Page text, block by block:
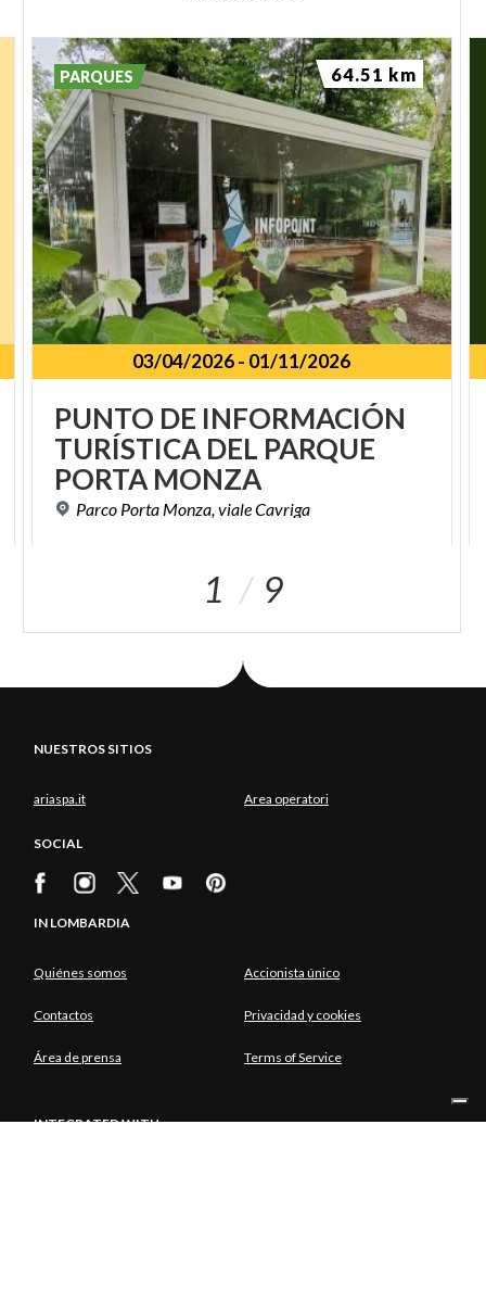
03/04/2026- 01/11/2026
PUNTO DE INFORMACIÓN
TURÍSTICA DEL PARQUE
PORTA MONZA
Parco Porta Monza,vialeCavriga
PARQUES 64.51 km
1 9
NUESTROS SITIOS
ariaspa.it Area operatori
SOCIAL
IN LOMBARDIA
Quiénes somos Accionista único
Contactos Privacidad y cookies
Área de prensa Terms of Service
INTEGRATED WITH